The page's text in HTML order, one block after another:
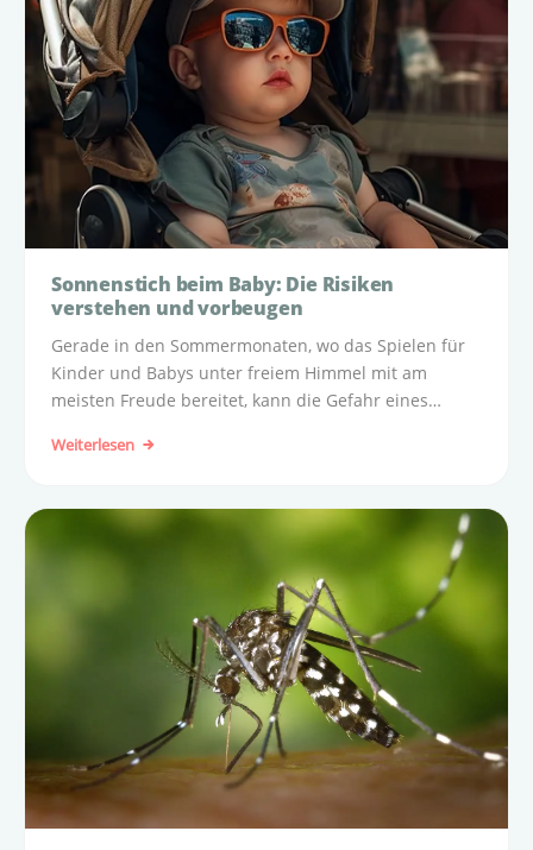
Sonnenstich beim Baby: Die Risiken
verstehen und vorbeugen
Gerade in den Sommermonaten, wo das Spielen für
Kinder und Babys unter freiem Himmel mit am
meisten Freude bereitet, kann die Gefahr eines
Kleinkindern, am häufigsten gegeben sein.
Weiterlesen